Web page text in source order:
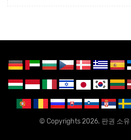
© Copyrights 2026. 판권 소유 |